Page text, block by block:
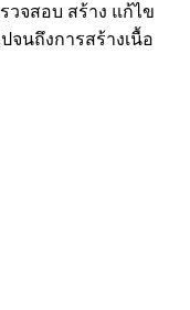
วจสอบ สร้าง แก้ไข
จนถึงการสร้างเนื้อ